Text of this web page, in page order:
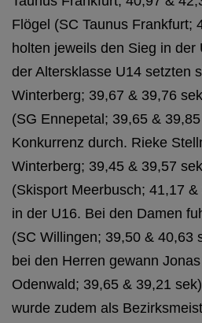
Flögel (SC Taunus Frankfurt;
holten jeweils den Sieg in der
der Altersklasse U14 setzten
Winterberg; 39,67 & 39,76
(SG Ennepetal; 39,65 &
Konkurrenz durch. Rieke
Winterberg; 39,45 & 39,57
(Skisport Meerbusch; 41,17
in der U16. Bei den Damen
(SC Willingen; 39,50 & 40,63
bei den Herren gewann
Odenwald; 39,65 & 39,21
wurde zudem als